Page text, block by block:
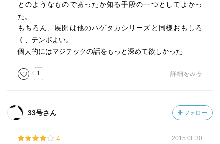
とのようなものであったか知る手段の一つとしてよかっ
た。
もちろん、展開は他のハゲタカシリーズと同様おもしろ
く、テンポよい。
個人的にはマジテックの話をもっと深めて欲しかった
1 詳細をみる
33号さん フォロー
4 2015.08.30